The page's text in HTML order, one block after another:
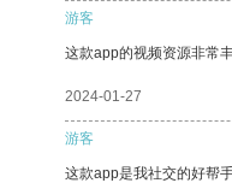
游客
这款app的视频资源非常
2024-01-27
游客
这款app是我社交的好帮